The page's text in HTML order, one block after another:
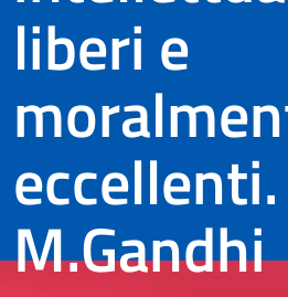
liberi e
eccellenti.
M.Gandhi